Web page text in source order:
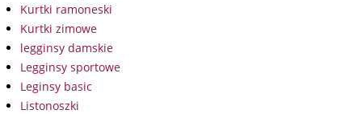
Kurtki ramoneski
Kurtki zimowe
legginsy damskie
Legginsy sportowe
Leginsy basic
Listonoszki